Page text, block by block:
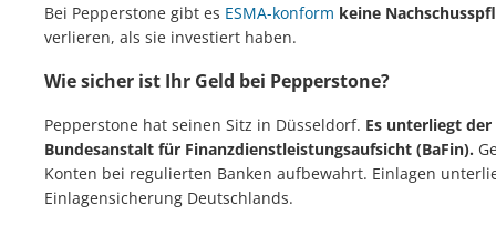
Bei Pepperstone gibt es ESMA-konform keine
verlieren, als sie investiert haben.
Wie sicher ist Ihr Geld bei Pepperstone?
Pepperstone hat seinen Sitz in Düsseldorf. Es unterliegt
Bundesanstalt für Finanzdienstleistungsaufsicht (BaFin).
Konten bei regulierten Banken aufbewahrt. Einlagen
Einlagensicherung Deutschlands.